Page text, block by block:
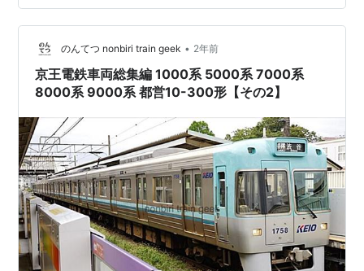
寄り先端では多くの鉄道ファンの皆様が写真を撮ってい
ました。 「K.T.R」のプレートと、えんじ帯 新宿到着
後、折り返し特急京王八王子行きとして17時38分に…
のんてつ nonbiri train geek • 2年前
京王電鉄車両総集編 1000系 5000系 7000系
8000系 9000系 都営10-300形【その2】